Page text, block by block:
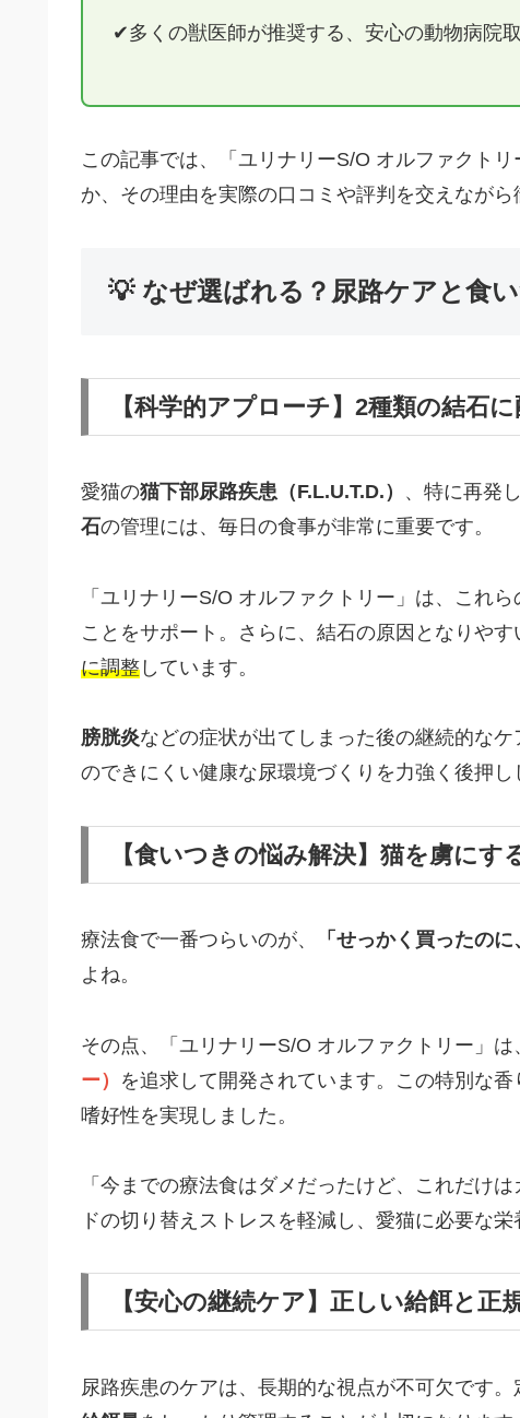
多くの獣医師が推奨する、安心の動物病院取
この記事では、「ユリナリーS/O オルファクト
か、その理由を実際の口コミや評判を交えながら
💡 なぜ選ばれる？尿路ケアと食
【科学的アプローチ】2種類の結石
愛猫の猫下部尿路疾患（F.L.U.T.D.） 、特に再発
石の管理には、毎日の食事が非常に重要です。
「ユリナリーS/O オルファクトリー」は、これ
ことをサポート。さらに、結石の原因となりやす
に調整 しています。
膀胱炎などの症状が出てしまった後の継続的なケ
のできにくい健康な尿環境づくりを力強く後押し
【食いつきの悩み解決】猫を虜に
療法食で一番つらいのが、 「せっかく買ったの
よね。
その点、「ユリナリーS/O オルファクトリー」は
ー） を追求して開発されています。この特別な
嗜好性を実現しました。
「今までの療法食はダメだったけど、これだけ
ドの切り替えストレスを軽減し、愛猫に必要な栄
【安心の継続ケア】正しい給餌と正
尿路疾患のケアは、長期的な視点が不可欠です。